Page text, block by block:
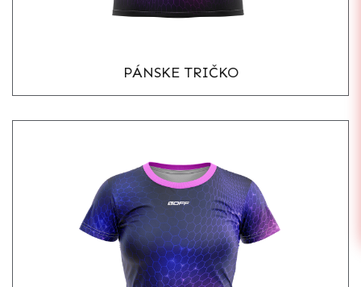
PÁNSKE TRIČKO